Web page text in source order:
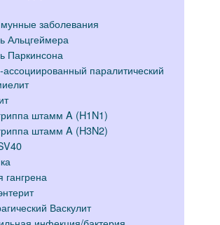
заболевания
Альцгеймера
Паркинсона
ассоциированный паралитический
штамм A (H1N1)
штамм A (H3N2)
гангрена
Васкулит